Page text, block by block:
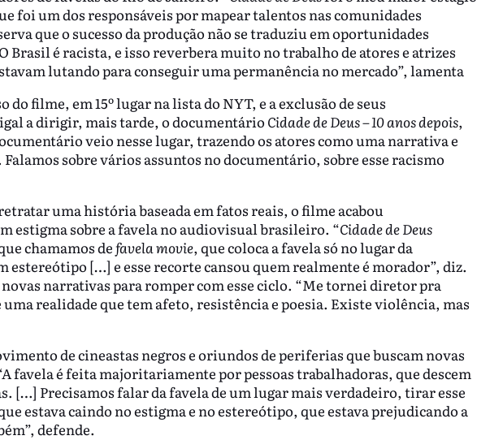
foi um dos responsáveis por mapear talentos nas comunidades
que o sucesso da produção não se traduziu em oportunidades
Brasil é racista, e isso reverbera muito no trabalho de atores e atrizes
lutando para conseguir uma permanência no mercado”, lamenta
do filme, em 15º lugar na lista do NYT, e a exclusão de seus
a dirigir, mais tarde, o documentário Cidade de Deus – 10 anos depois,
veio nesse lugar, trazendo os atores como uma narrativa e
sobre vários assuntos no documentário, sobre esse racismo
uma história baseada em fatos reais, o filme acabou
estigma sobre a favela no audiovisual brasileiro. “Cidade de Deus
chamamos defavela movie, que coloca a favela só no lugar da
[…] e esse recorte cansou quem realmente é morador”, diz.
narrativas para romper com esse ciclo. “Me tornei diretor pra
realidade que tem afeto, resistência e poesia. Existe violência, mas
de cineastas negros e oriundos de periferias que buscam novas
favela é feita majoritariamente por pessoas trabalhadoras, que descem
[…] Precisamos falar da favela de um lugar mais verdadeiro, tirar esse
estava caindo no estigma e no estereótipo, que estava prejudicando a
defende.